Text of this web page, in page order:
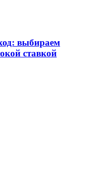
выбираем
ставкой